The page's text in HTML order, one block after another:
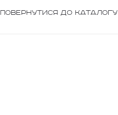
повернутися до каталогу